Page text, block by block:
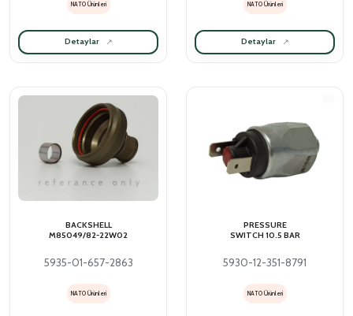
NATO Ürünleri
Detaylar
NATO Ürünleri
Detaylar
BACKSHELL
M85049/82-22W02
5935-01-657-2863
NATO Ürünleri
PRESSURE
SWITCH 10.5 BAR
5930-12-351-8791
NATO Ürünleri